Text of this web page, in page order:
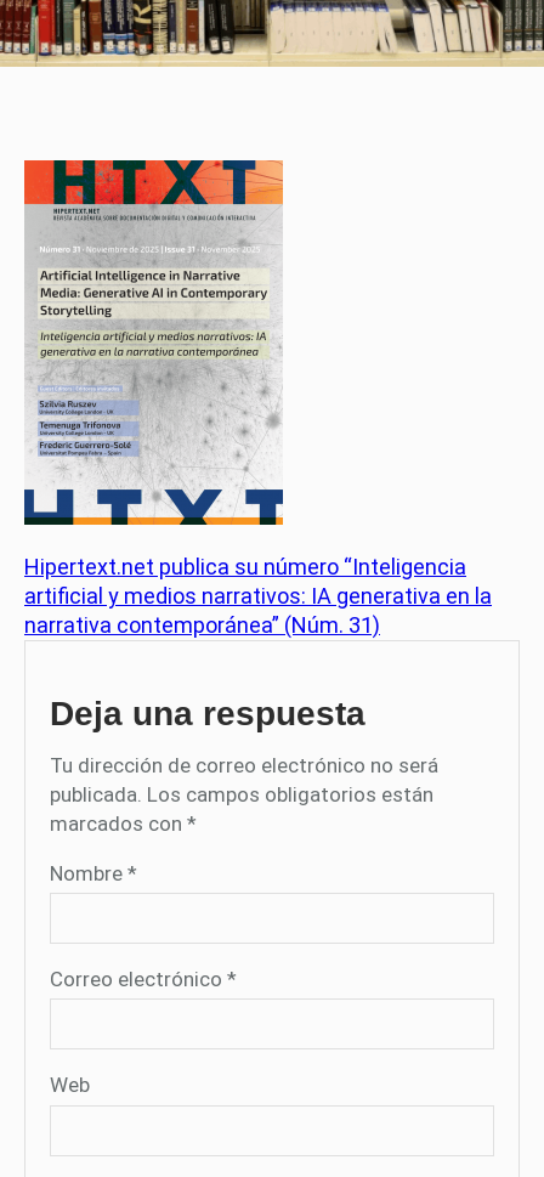
Hipertext.net publica su número “Inteligencia
artificial y medios narrativos: IA generativa en la
narrativa contemporánea” (Núm. 31)
Deja una respuesta
Tu dirección de correo electrónico no será
publicada. Los campos obligatorios están
marcados con *
Nombre *
Correo electrónico *
Web